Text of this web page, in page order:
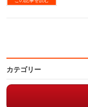
カテゴリー